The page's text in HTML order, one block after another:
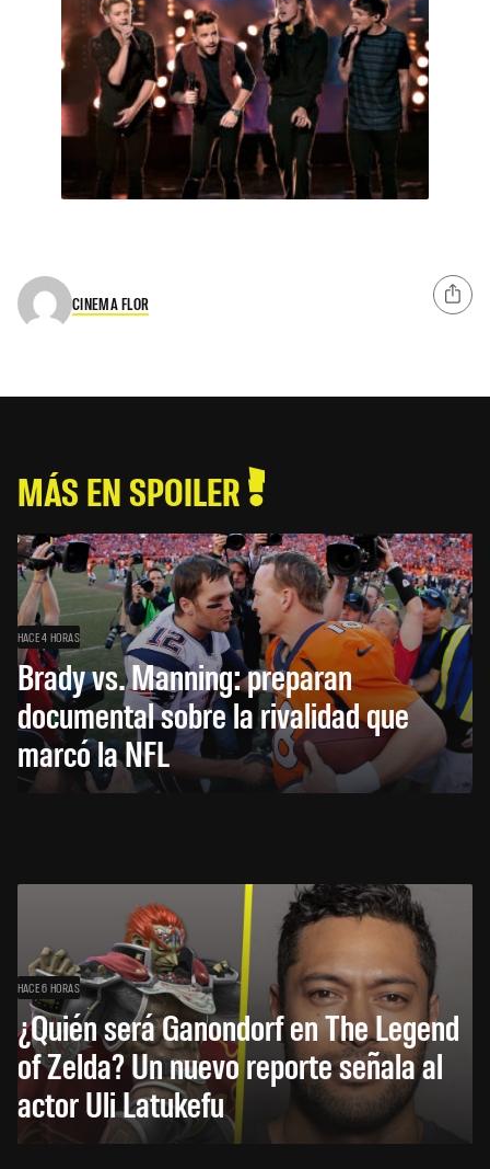
CINEMA FLOR
MÁS EN SPOILER
HACE 4 HORAS
Brady vs. Manning: preparan
documental sobre la rivalidad que
marcó la NFL
HACE 6 HORAS
¿Quién será Ganondorf en The Legend
of Zelda? Un nuevo reporte señala al
actor Uli Latukefu